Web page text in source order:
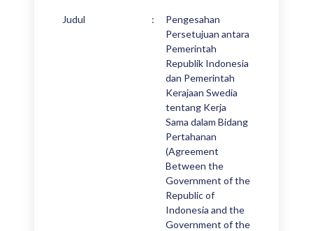
Judul :
Pengesahan
Persetujuan antara
Pemerintah
Republik Indonesia
dan Pemerintah
Kerajaan Swedia
tentang Kerja
Sama dalam Bidang
Pertahanan
(Agreement
Between the
Government of the
Republic of
Indonesia and the
Government of the